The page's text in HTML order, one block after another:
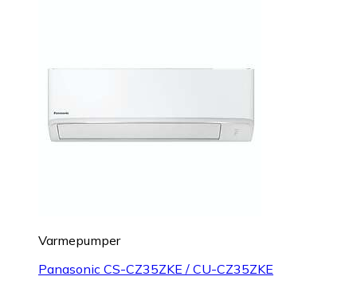
Varmepumper
Panasonic CS-CZ35ZKE / CU-CZ35ZKE